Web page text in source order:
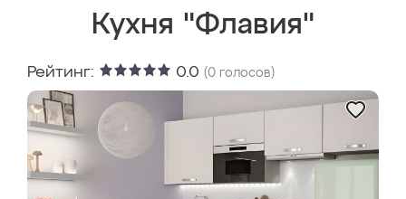
Кухня "Флавия"
Рейтинг: 0.0 (0 голосов)